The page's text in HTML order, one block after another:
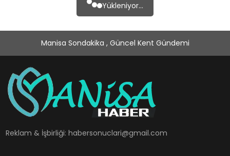
MAGAZIN
SIYASET
SPOR
TEKNOLOJI
Yükleniyor...
Manisa Sondakika , Güncel Kent Gündemi
Reklam & İşbirliği:habersonuclari@gmail.com